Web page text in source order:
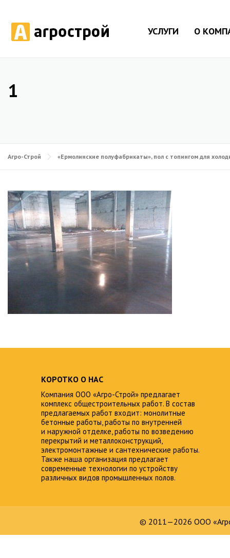
УСЛУГИ О
1
Агро-Строй «Ермолинские полуфабрикаты», пол с топингом для
КОРОТКО О НАС
Компания ООО «Агро-Строй» предлагает
комплекс общестроительных работ. В состав
предлагаемых работ входит: монолитные
бетонные работы, работы по внутренней
и наружной отделке, работы по возведению
перекрытий и металлоконструкций,
электромонтажные и сантехнические работы.
Также наша организация предлагает
современные технологии по устройству
различных видов промышленных полов.
© 2011—2026 ООО